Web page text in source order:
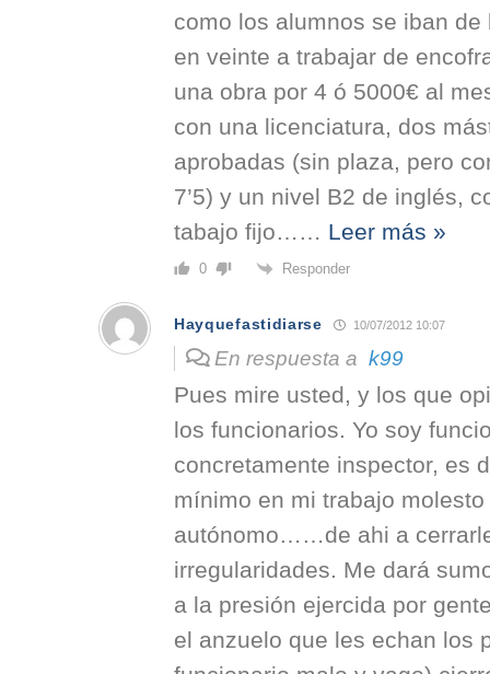
como los alumnos se iban
en veinte a trabajar de
una obra por 4 ó 5000€ al
con una licenciatura, dos
aprobadas (sin plaza, pero
7’5) y un nivel B2 de inglés,
tabajo fijo…
Leer más »
0 Responder
Hayquefastidiarse 10/07/2012 10:07
En respuesta a k99
Pues mire usted, y los que
los funcionarios. Yo soy
concretamente inspector, es
mínimo en mi trabajo
autónomo……de ahi a
irregularidades. Me dará
a la presión ejercida por
el anzuelo que les echan los